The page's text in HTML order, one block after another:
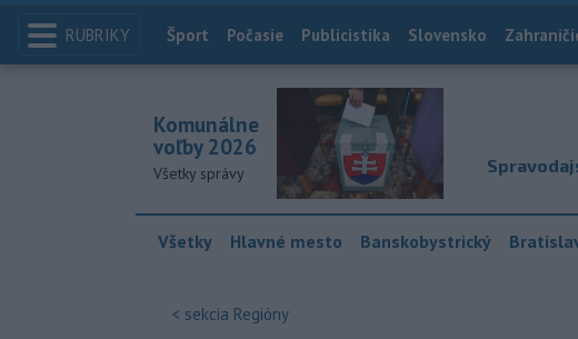
RUBRIKY Index
Šport Počasie Publicistika Slovensko
Komunálne
voľby 2026
Všetky správy
Všetky Hlavné mesto Banskobystrický
< sekcia Regióny